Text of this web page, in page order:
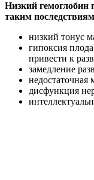
Низкий гемоглобин
таким
низкий тонус
гипоксия
привести к
замедление
недостаточная
дисфункция